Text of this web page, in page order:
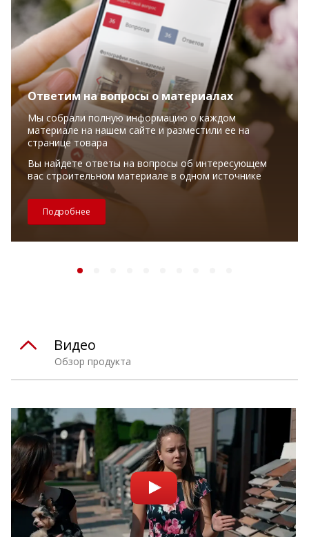
Ответим на вопросы о материалах
Мы собрали полную информацию о каждом
материале на нашем сайте и разместили ее на
странице товара
Вы найдете ответы на вопросы об интересующем
вас строительном материале в одном источнике
Подробнее
Обзор продукта
Видео